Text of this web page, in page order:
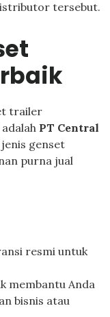
tersebut.
trailer
PT Central
genset
purna jual
resmi untuk
membantu Anda
bisnis atau